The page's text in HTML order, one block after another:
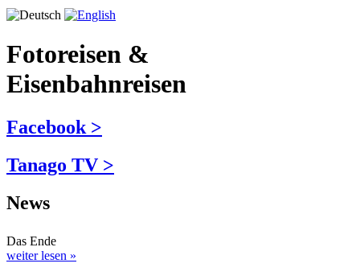
Fotoreisen &
Eisenbahnreisen
Facebook >
Tanago TV >
News
Das Ende
weiter lesen »